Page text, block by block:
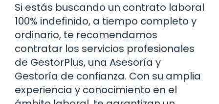
Si estás buscando un contrato laboral
100% indefinido, a tiempo completo y
ordinario, te recomendamos
contratar los servicios profesionales
de GestorPlus, una Asesoría y
Gestoría de confianza. Con su amplia
experiencia y conocimiento en el